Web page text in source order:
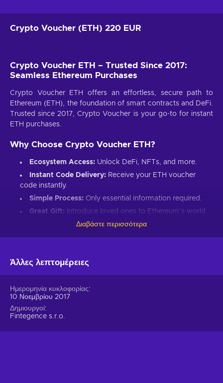
Crypto Voucher (ETH) 220 EUR
Crypto Voucher ETH – Trusted Since 2017:
Seamless Ethereum Purchases
Crypto Voucher ETH offers an effortless, secure path to
Ethereum (ETH), the foundation of smart contracts and DeFi.
Trusted since 2017, Crypto Voucher is your go-to for instant
ETH purchases.
Why Choose Crypto Voucher ETH?
Ecosystem Access: Unlock DeFi, NFTs, and more.
Instant Code Delivery: Receive your ETH voucher
code instantly.
Simple Process: Only essential information required.
Great Gift: Introduce loved ones to Ethereum’s world.
Head to the Crypto Voucher website.
Input your ETH voucher code.
Provide your email for confirmation.
Choose Ethereum (ETH).
Enter your wallet address.
Διαβάστε περισσότερα
Άλλες λεπτομέρειες
Ημερομηνία κυκλοφορίας
10 Νοεμβρίου 2017
Δημιουργοί
Fintegence s.r.o.